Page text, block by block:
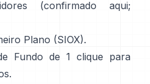
(confirmado aqui;
Plano (SIOX).
Fundo de 1 clique para